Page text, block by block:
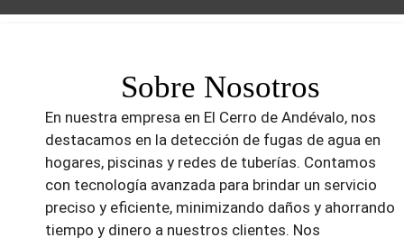
Sobre Nosotros
En nuestra empresa en El Cerro de Andévalo, nos
destacamos en la detección de fugas de agua en
hogares, piscinas y redes de tuberías. Contamos
con tecnología avanzada para brindar un servicio
preciso y eficiente, minimizando daños y ahorrando
tiempo y dinero a nuestros clientes. Nos